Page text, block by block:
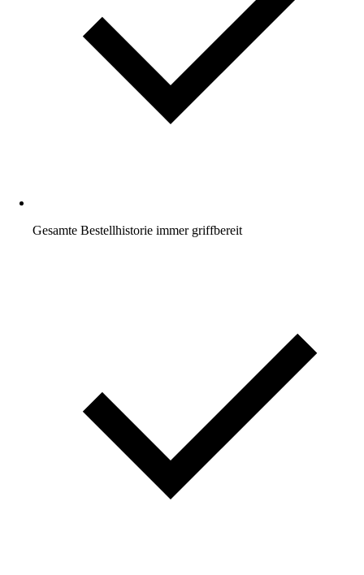
Gesamte Bestellhistorie immer griffbereit